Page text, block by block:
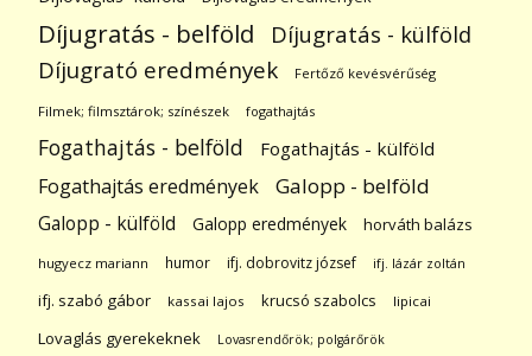
Díjugratás - belföld Díjugratás - külföld
Díjugrató eredmények Fertőző kevésvérűség
Filmek; filmsztárok; színészek fogathajtás
Fogathajtás - belföld Fogathajtás - külföld
Fogathajtás eredmények Galopp - belföld
Galopp - külföld Galopp eredmények horváth balázs
hugyecz mariann humor ifj. dobrovitz józsef ifj. lázár zoltán
ifj. szabó gábor kassai lajos krucsó szabolcs lipicai
Lovaglás gyerekeknek Lovasrendőrök; polgárőrök